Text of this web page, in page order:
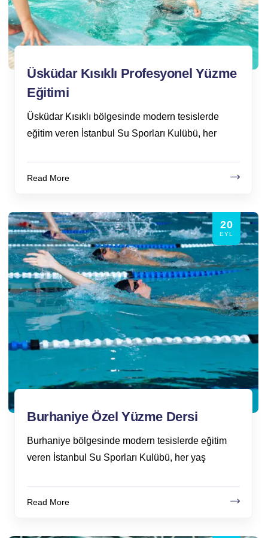
Üsküdar Kısıklı Profesyonel Yüzme
Eğitimi
Üsküdar Kısıklı bölgesinde modern tesislerde
eğitim veren İstanbul Su Sporları Kulübü, her
Read More
20
EYL
Burhaniye Özel Yüzme Dersi
Burhaniye bölgesinde modern tesislerde eğitim
veren İstanbul Su Sporları Kulübü, her yaş
Read More